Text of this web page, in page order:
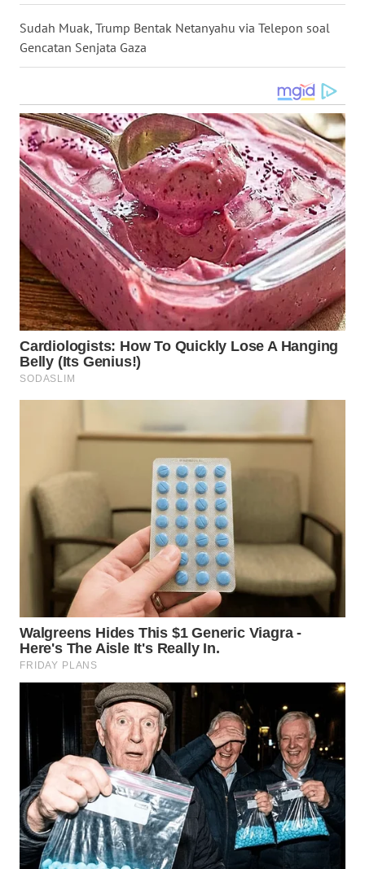
Sudah Muak, Trump Bentak Netanyahu via Telepon soal
Gencatan Senjata Gaza
WN
SUMEDANG
WN
CIANJUR
WN
KEPULAUAN
SERIBU
WN
TANGERANG
WN
CIREBON
WN
INDRAMAYU
WN
KUNINGAN
WN
MAJALENGKA
WN
SUKABUMI
WN
PURWAKARTA